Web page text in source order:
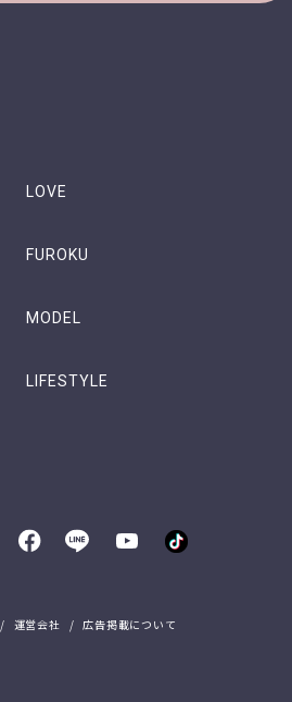
LOVE
FUROKU
MODEL
LIFESTYLE
運営会社
広告掲載について